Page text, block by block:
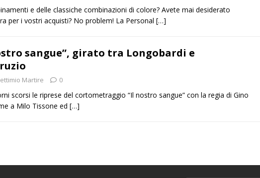
e delle classiche combinazioni di colore? Avete mai desiderato
per i vostri acquisti? No problem! La Personal […]
sangue”, girato tra Longobardi e
Martire 0
scorsi le riprese del cortometraggio “Il nostro sangue” con la regia di Gino
a Milo Tissone ed […]